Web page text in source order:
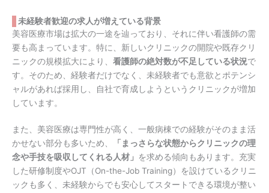
未経験者歓迎の求人が増えている背景
美容医療市場は拡大の一途を辿っており、それに伴い看護師の需
要も高まっています。特に、新しいクリニックの開院や既存クリ
ニックの規模拡大により、 看護師の絶対数が不足している状況で
す。そのため、経験者だけでなく、未経験者でも意欲とポテンシ
ャルがあれば採用し、自社で育成しようというクリニックが増加
しています。
また、美容医療は専門性が高く、一般病棟での経験がそのまま活
かせない部分も多いため、
「まっさらな状態からクリニックの理
念や手技を吸収してくれる人材」 を求める傾向もあります。充実
した研修制度やOJT（On-the-Job Training）を設けているクリニ
ックも多く、未経験からでも安心してスタートできる環境が整い